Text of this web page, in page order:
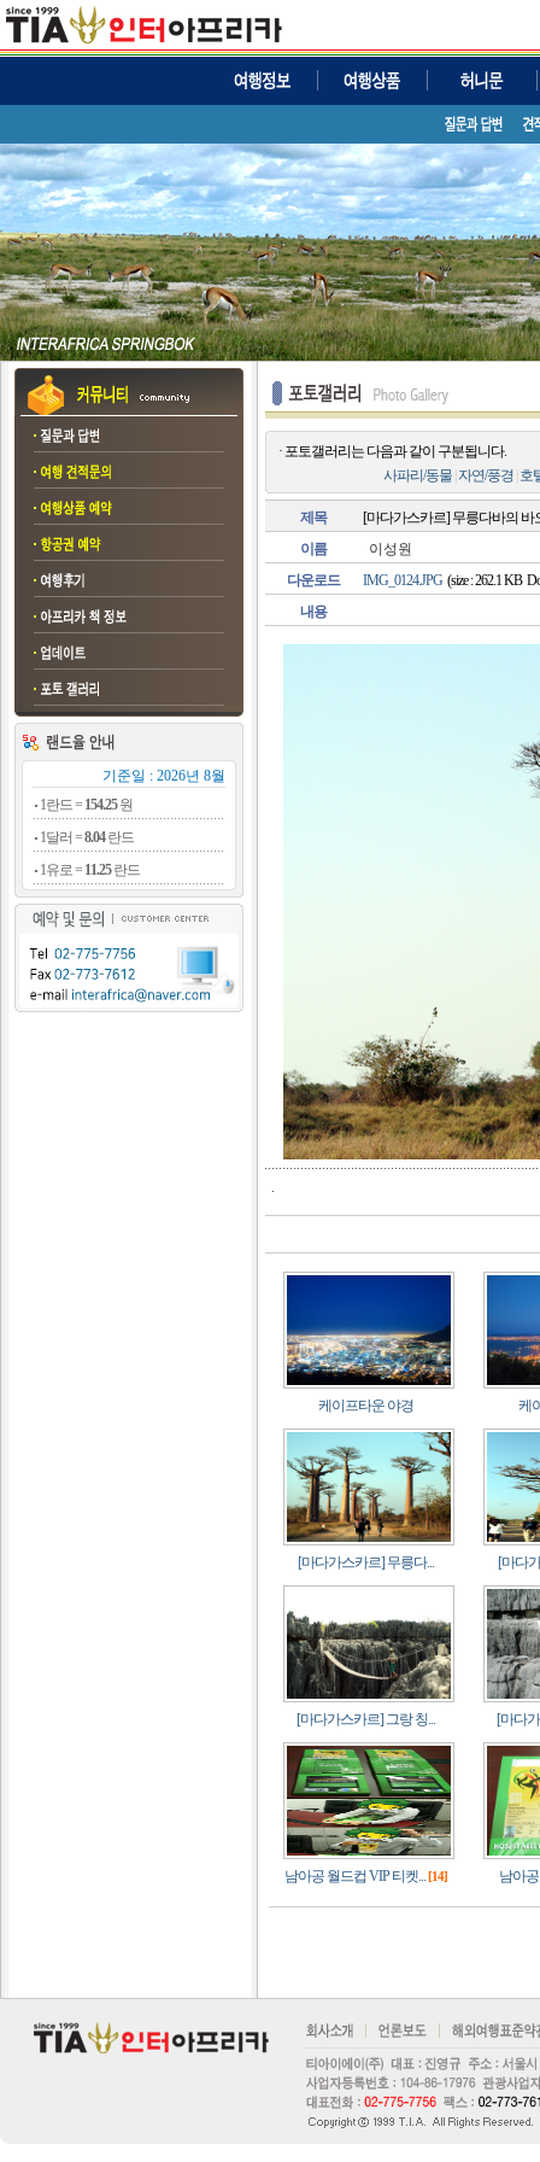
기준일 : 2026년 8월
1란드 = 154.25원
1달러 =8.04란드
1유로 = 11.25란드
· 포토갤러리는 다음과 같이 구분됩니다.
사파리/동물 자연/풍경 호
제목
[마다가스카르] 무릉다바의 바
이름
이성원
다운로드
IMG_0124.JPG(size : 262.1 KB
내용
.
케이프타운 야경 케
[마다가스카르] 무릉다... [마다
[마다가스카르] 그랑 칭... [마다
남아공 월드컵 VIP 티켓... [14] 남아